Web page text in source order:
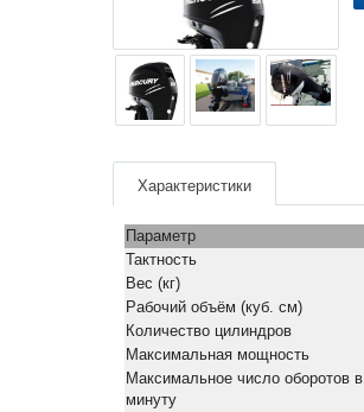
Характеристики
Параметр
Тактность
Вес (кг)
Рабочий объём (куб. см)
Количество цилиндров
Максимальная мощность
Максимальное число оборотов в
минуту